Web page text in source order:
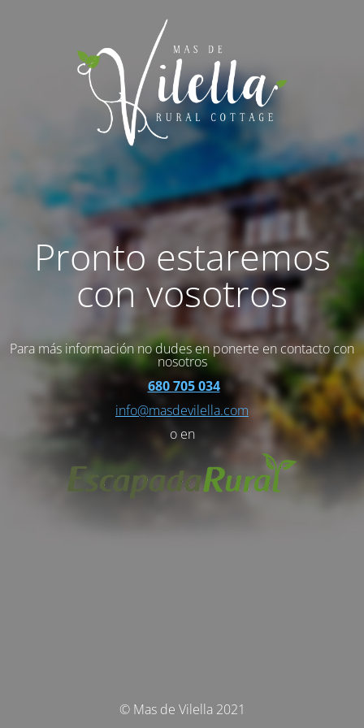
Pronto estaremos
con vosotros
Para más información no dudes en ponerte en contacto con
nosotros
680 705 034
info@masdevilella.com
o en
© Mas de Vilella 2021